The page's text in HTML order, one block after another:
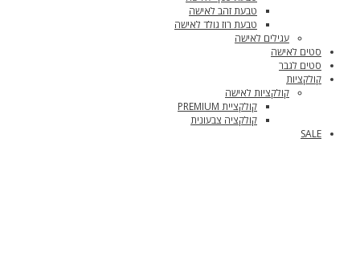
טבעת זהב לאישה
טבעת רוז גולד לאישה
עגילים לאישה
סטים לאישה
סטים לגבר
קולקציות
קולקציות לאישה
קולקציית PREMIUM
קולקציה צבעונית
SALE